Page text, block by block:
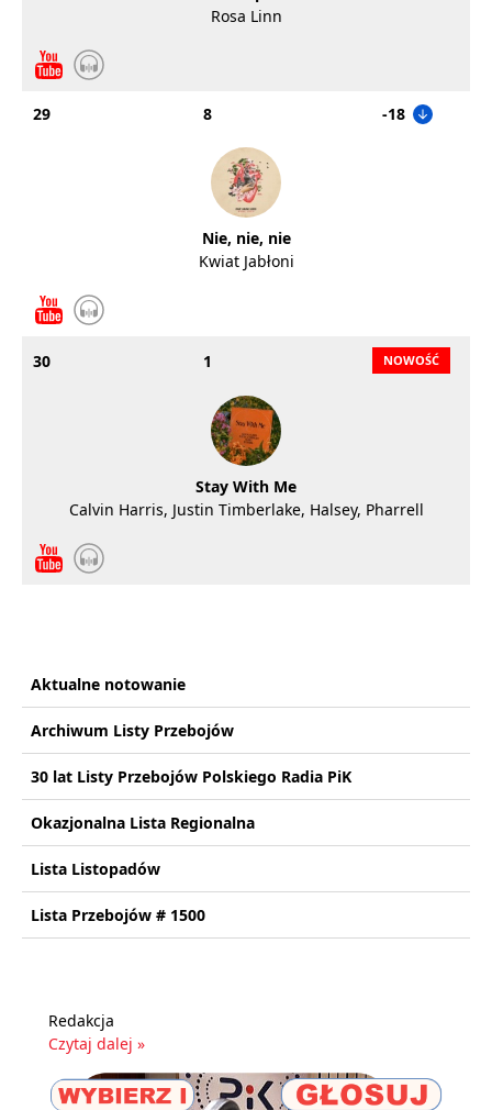
Rosa Linn
29 8 -18
Nie, nie, nie
Kwiat Jabłoni
30 1
Stay With Me
Calvin Harris, Justin Timberlake, Halsey, Pharrell
Aktualne notowanie
Archiwum Listy Przebojów
30 lat Listy Przebojów Polskiego Radia PiK
Okazjonalna Lista Regionalna
Lista Listopadów
Lista Przebojów # 1500
Redakcja
Czytaj dalej »